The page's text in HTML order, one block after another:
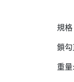
規格
鎖勾
重量